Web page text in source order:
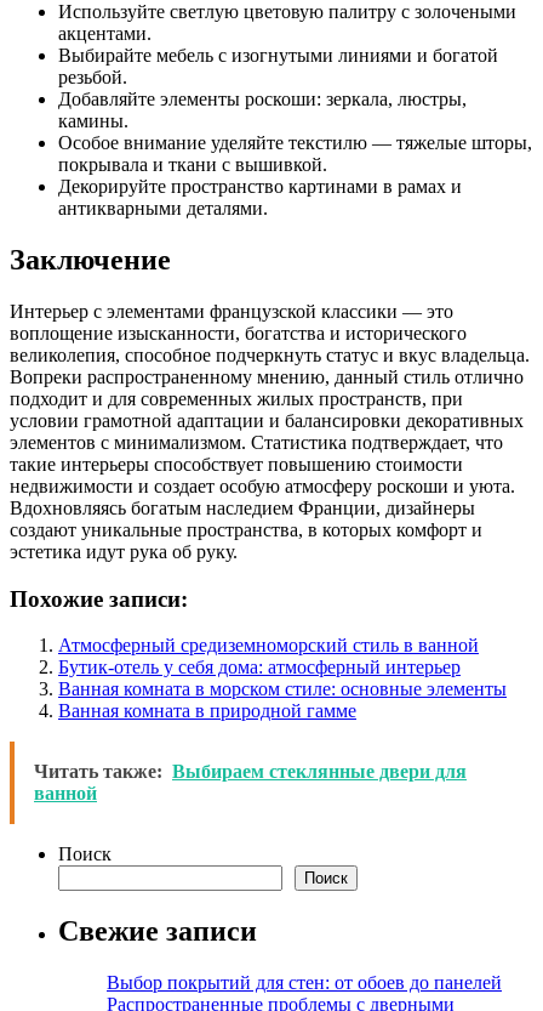
Используйте светлую цветовую палитру с золочеными
акцентами.
Выбирайте мебель с изогнутыми линиями и богатой
резьбой.
Добавляйте элементы роскоши: зеркала, люстры,
камины.
Особое внимание уделяйте текстилю — тяжелые шторы,
покрывала и ткани с вышивкой.
Декорируйте пространство картинами в рамах и
антикварными деталями.
Заключение
Интерьер с элементами французской классики — это
воплощение изысканности, богатства и исторического
великолепия, способное подчеркнуть статус и вкус владельца.
Вопреки распространенному мнению, данный стиль отлично
подходит и для современных жилых пространств, при
условии грамотной адаптации и балансировки декоративных
элементов с минимализмом. Статистика подтверждает, что
такие интерьеры способствует повышению стоимости
недвижимости и создает особую атмосферу роскоши и уюта.
Вдохновляясь богатым наследием Франции, дизайнеры
создают уникальные пространства, в которых комфорт и
эстетика идут рука об руку.
Похожие записи:
Атмосферный средиземноморский стиль в ванной
Бутик-отель у себя дома: атмосферный интерьер
Ванная комната в морском стиле: основные элементы
Ванная комната в природной гамме
Читать также: Выбираем стеклянные двери для
ванной
Поиск
Поиск
Свежие записи
Выбор покрытий для стен: от обоев до панелей
Распространенные проблемы с дверными